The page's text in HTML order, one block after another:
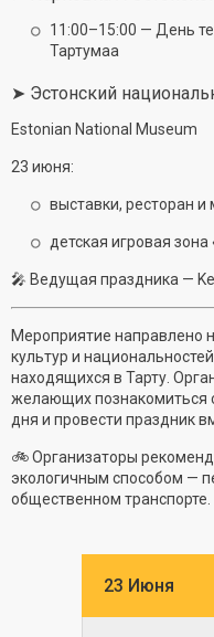
11:00–15:00 — День
Тартумаа
➤ Эстонский
Estonian National Museum
23 июня:
выставки, ресторан и
детская игровая
🎤 Ведущая праздника —
Мероприятие направлено
культур и
находящихся в Тарту.
желающих познакомиться
дня и провести праздник
🚲 Организаторы
экологичным способом —
общественном транспорте.
23 Июня